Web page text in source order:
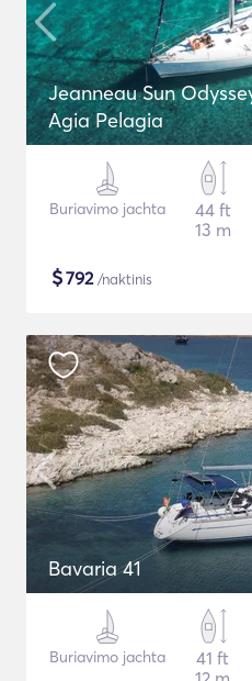
Jeanneau Sun
Agia Pelagia
Buriavimo jachta
44 ft
13 m
$792/naktinis
Bavaria 41
Buriavimo jachta
41 ft